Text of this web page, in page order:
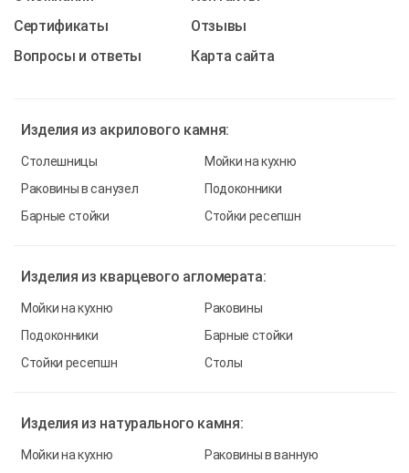
Cертификаты
Отзывы
Вопросы и ответы
Карта сайта
Изделия из акрилового камня:
Столешницы
Мойки на кухню
Раковины в санузел
Подоконники
Барные стойки
Стойки ресепшн
Изделия из кварцевого агломерата:
Мойки на кухню
Раковины
Подоконники
Барные стойки
Стойки ресепшн
Столы
Изделия из натурального камня:
Мойки на кухню
Раковины в ванную